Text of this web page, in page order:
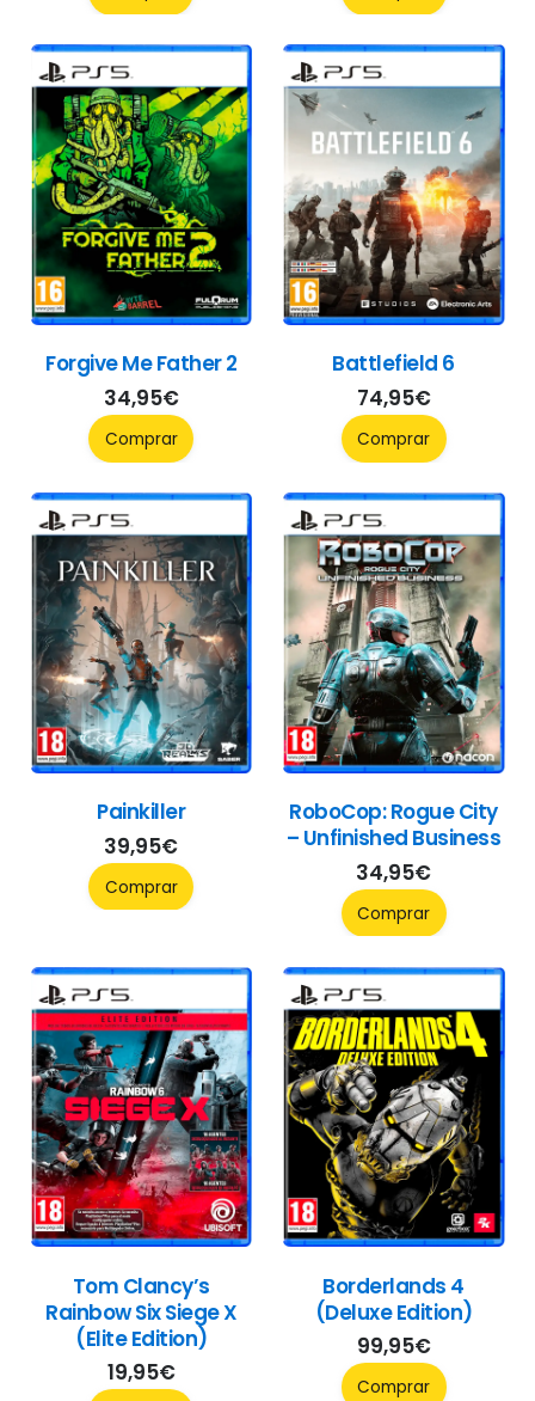
Forgive Me Father 2
34,95€
Comprar
Battlefield 6
74,95€
Comprar
Painkiller
39,95€
Comprar
RoboCop: Rogue City
– Unfinished Business
34,95€
Comprar
Tom Clancy’s
Rainbow Six Siege X
(Elite Edition)
19,95€
Borderlands 4
(Deluxe Edition)
99,95€
Comprar